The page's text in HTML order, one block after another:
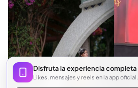
Disfruta la experiencia completa
Likes, mensajes y reels en la app oficial.